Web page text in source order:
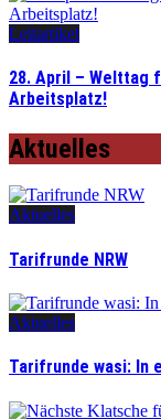
Leitartikel
28. April – Welttag
Arbeitsplatz!
Aktuelles
Aktuelles
Tarifrunde NRW
Aktuelles
Tarifrunde wasi: In